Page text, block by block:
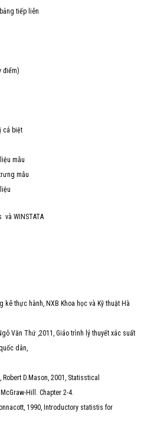
tiếp liên
điểm)
cá biệt
mẫu
mẫu
và WINSTATA
kê thực hành, NXB Khoa học và Kỹ thuật Hà
Văn Thứ ,2011, Giáo trình lý thuyết xác suất
dân,
D.Mason, 2001, Statisstical
Hill. Chapter 2-4.
1990, Introductory statistis for